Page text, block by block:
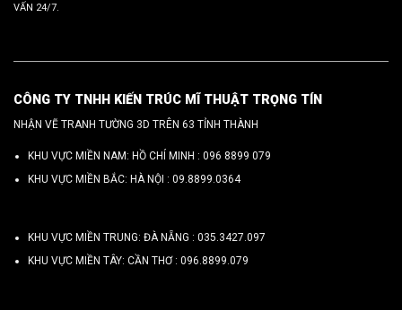
VẤN 24/7.
CÔNG TY TNHH KIẾN TRÚC MĨ THUẬT TRỌNG TÍN
NHẬN VẼ TRANH TƯỜNG 3D TRÊN 63 TỈNH THÀNH
KHU VỰC MIỀN NAM: HỒ CHÍ MINH : 096 8899 079
KHU VỰC MIỀN BẮC: HÀ NỘI : 09.8899.0364
KHU VỰC MIỀN TRUNG: ĐÀ NẴNG : 035.3427.097
KHU VỰC MIỀN TÂY: CẦN THƠ : 096.8899.079